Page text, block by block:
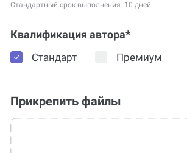
Стандартный срок выполнения: 10 дней
Квалификация автора*
Стандарт Премиум
Прикрепить файлы